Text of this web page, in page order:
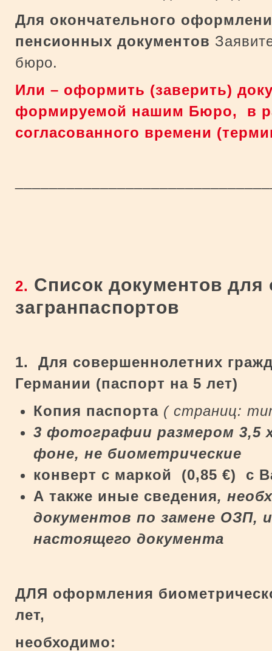
Для окончательного
пенсионных документов
бюро.
Или – оформить (заверить)
формируемой нашим Бюро, в
согласованного времени
2. Список документов для
загранпаспортов
1. Для совершеннолетних
Германии (паспорт на 5 лет)
Копия паспорта ( страниц:
3 фотографии размером 3,5
фоне, не биометрические
конверт c маркой (0,85 €) с
А также иные сведения,
документов по замене ОЗП,
настоящего документа
ДЛЯ оформления
лет,
необходимо: